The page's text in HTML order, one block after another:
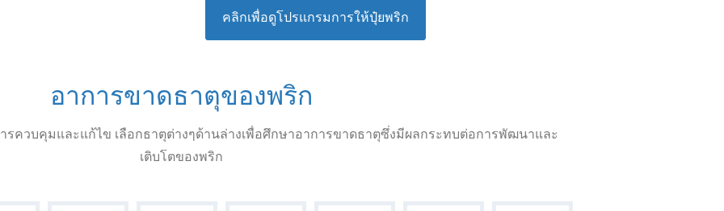
คลิกเพื่อดูโปรแกรมการให้ปุ๋ยพริก
อาการขาดธาตุของพริก
รควบคุมและแก้ไข เลือกธาตุต่างๆด้านล่างเพื่อศึกษาอาการขาดธาตุซึ่งมีผลกระทบต่อการพัฒนาและ
เติบโตของพริก